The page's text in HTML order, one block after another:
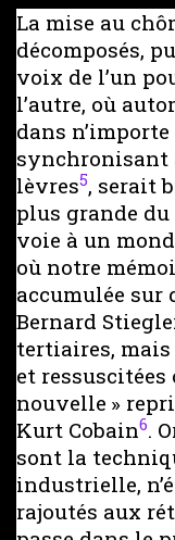
La mise au
décomposés,
voix de l’un
l’autre, où
dans
synchronisant
lèvres5, serait
plus grande
voie à un
où notre
accumulée sur
Bernard
tertiaires,
et ressuscitées
nouvelle »
Kurt Cobain6.
sont la
industrielle,
rajoutés aux